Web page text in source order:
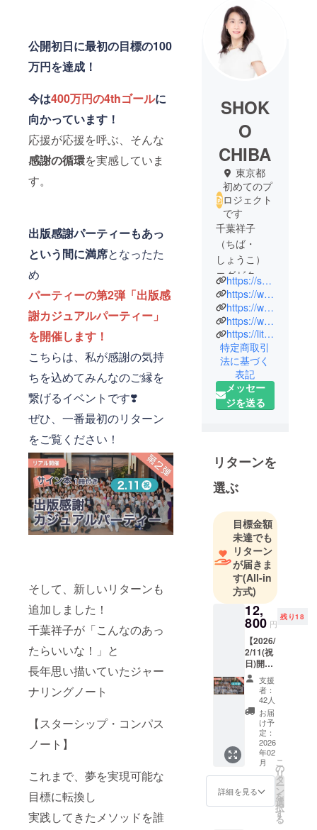
公開初日に最初の目標の100
万円を達成！
今は400万円の4thゴールに
向かっています！
応援が応援を呼ぶ、そんな
感謝の循環を実感していま
す。
出版感謝パーティーもあっ
という間に満席となったた
め
パーティーの第2弾「出版感
謝カジュアルパーティー」
を開催します！
こちらは、私が感謝の気持
ちを込めてみんなのご縁を
繋げるイベントです❣️
ぜひ、一番最初のリターン
をご覧ください！
そして、新しいリターンも
追加しました！
千葉祥子が「こんなのあっ
たらいいな！」と
長年思い描いていたジャー
ナリングノート
【スターシップ・コンパス
ノート】
これまで、夢を実現可能な
目標に転換し
実践してきたメソッドを誰
SHOK
O
CHIBA
東京都
初めてのプ
ロジェクト
です
千葉祥子
（ちば・
しょうこ）
エグゼク
ティブマ
ネーライフ
コーチ／金
融犯罪対策
の専門家
LA MER
BLEUE株式
会社 代表取
ン・サック
ス、モルガ
ン・スタン
レー、PwC
など、世界
的金融機関
で 28 年間に
渡り活躍。
とくに金融
犯罪対策の
責任者とし
て、マネー
ロンダリン
グなどのリ
スク対応に
従事し、延
べ 2 万人以
上に研修・
講演を実施
してきた。
心の限界を
感じた経験
から 「お金
https://shokochiba.com/
https://www.youtube.com/@ShokoChiba_lifecoach/featured
https://www.facebook.com/shoko.chiba.73
https://www.instagram.com/shoko_lifecoach
https://lit.link/ShokoLifecoach
特定商取引
法に基づく
表記
メッセー
ジを送る
リターンを
選ぶ
目標金額
未達でも
リターン
が届きま
す(All-in
方式)
12,
800 円
残り18
【2026/
2/11(祝
日)開
催！第2
弾 出版
感謝カ
ジュア
ルパー
ティー
in 東
京】
あっと
いう間
に満席
となっ
た年末
支援
者：
42人
お届
け予
定：
2026
年02
月
詳細を見る
こ
の
リ
タ
ー
ン
を
選
択
す
る